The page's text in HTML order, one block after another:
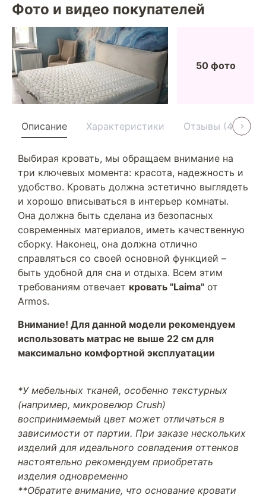
Фото и видео покупателей
50 фото
Описание Характеристики Отзывы (40)
Выбирая кровать, мы обращаем внимание на
три ключевых момента: красота, надежность и
удобство. Кровать должна эстетично выглядеть
и хорошо вписываться в интерьер комнаты.
Она должна быть сделана из безопасных
современных материалов, иметь качественную
сборку. Наконец, она должна отлично
справляться со своей основной функцией –
быть удобной для сна и отдыха. Всем этим
требованиям отвечает кровать "Laima" от
Armos.
Внимание! Для данной модели рекомендуем
использовать матрас не выше 22 см для
максимально комфортной эксплуатации
*У мебельных тканей, особенно текстурных
(например, микровелюр Crush)
воспринимаемый цвет может отличаться в
зависимости от партии. При заказе нескольких
изделий для идеального совпадения оттенков
настоятельно рекомендуем приобретать
изделия одновременно
**Обратите внимание, что основание кровати